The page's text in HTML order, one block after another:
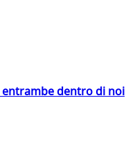
dentro di noi